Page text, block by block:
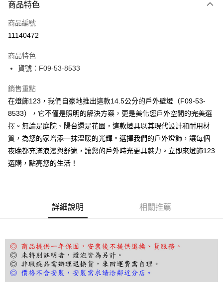
信用卡一次付款
LINE Pay
街口支付
悠遊付
Google Pay
全盈+PAY
AFTEE先享後付
相關說明
【關於「AFTEE先享後付」】
３．安心：先確認商品／服務後，再付款。
結帳頁面，進行簡訊認證並確認金額後，即可完成結帳。
２．訂單成立數日內，您將收到繳費通知簡訊。
３．收到繳費通知簡訊後14天內，點擊此簡訊中的連結，可透過四大超商／
ATM／網路銀行／等多元方式進行付款，方視為交易完成。
商品特色
商品編號
11140472
商品特色
貨號：F09-53-8533
銷售重點
在燈飾123，我們自豪地推出這款14.5公分的戶外壁燈（F09-53-
8533），它不僅是照明的解決方案，更是美化您戶外空間的完美選
擇。無論是庭院、陽台還是花園，這款燈具以其現代設計和耐用材
質，為您的家增添一抹溫暖的光輝。選擇我們的戶外燈飾，讓每個
夜晚都充滿浪漫與舒適，讓您的戶外時光更具魅力。立即來燈飾123
選購，點亮您的生活！
詳細說明 相關推薦